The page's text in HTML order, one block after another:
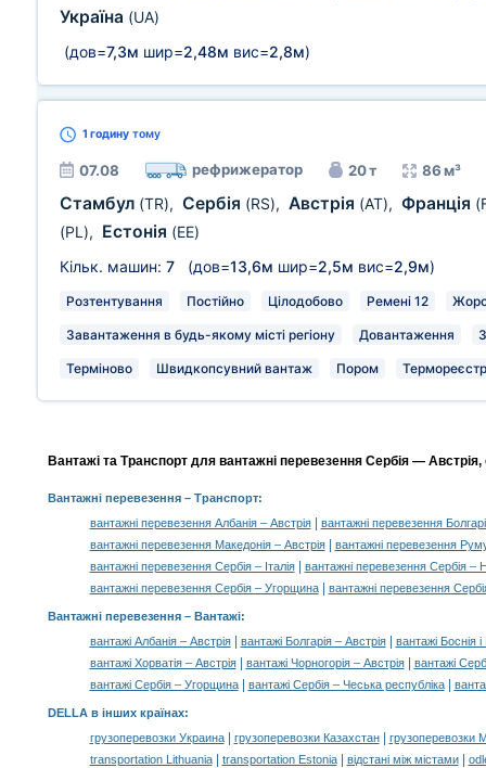
Україна (UA)
(дов=7,3м шир=2,48м вис=2,8м)
1 годину тому
07.08 рефрижератор 20 т 86 м³
Стамбул (TR), Сербія (RS), Австрія (AT), Франція
(PL), Естонія (EE)
Кільк. машин: 7 (дов=13,6м шир=2,5м вис=2,9м)
Розтентування Постійно Цілодобово Ремені 12
Завантаження в будь-якому місті регіону Довантаження
Терміново Швидкопсувний вантаж Пором
Вантажі та Транспорт для вантажні перевезення Сербія — Австрія,
Вантажні перевезення– Транспорт:
вантажні перевезення Албанія – Австрія|
вантажні перевезення
вантажні перевезення Македонія – Австрія|
вантажні перевезення
вантажні перевезення Сербія – Італія|
вантажні перевезення Сербія –
вантажні перевезення Сербія – Угорщина| вантажні перевезення
Вантажні перевезення – Вантажі:
вантажі Албанія – Австрія| вантажі Болгарія – Австрія|
вантажі Боснія
вантажі Хорватія – Австрія| вантажі Чорногорія – Австрія|
вантажі
вантажі Сербія – Угорщина| вантажі Сербія – Чеська республіка|
DELLA в інших країнах:
грузоперевозки Украина| грузоперевозки Казахстан|
грузоперевозки
transportation Lithuania| transportation Estonia| відстані між містами|